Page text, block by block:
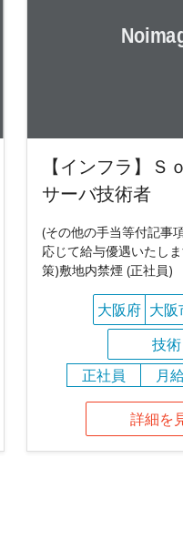
【インフラ】Ｓ
サーバ技術者
(その他の手当等付記事
応じて給与優遇いたし
策)敷地内禁煙 (正社員)
大阪府 大阪
技術
正社員
月
詳細を